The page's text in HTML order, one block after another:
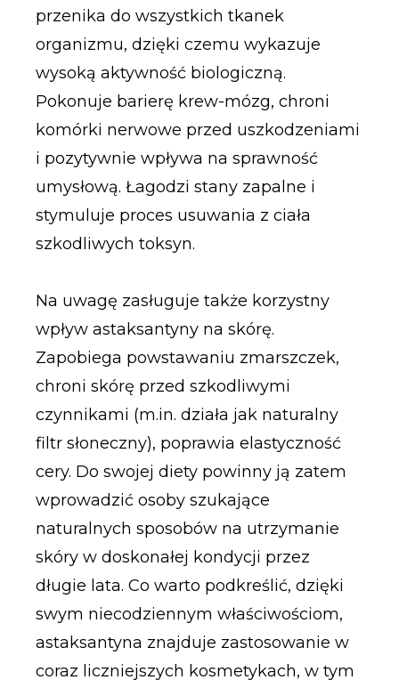
przenika do wszystkich tkanek
organizmu, dzięki czemu wykazuje
wysoką aktywność biologiczną.
Pokonuje barierę krew-mózg, chroni
komórki nerwowe przed uszkodzeniami
i pozytywnie wpływa na sprawność
umysłową. Łagodzi stany zapalne i
stymuluje proces usuwania z ciała
szkodliwych toksyn.
Na uwagę zasługuje także korzystny
wpływ astaksantyny na skórę.
Zapobiega powstawaniu zmarszczek,
chroni skórę przed szkodliwymi
czynnikami (m.in. działa jak naturalny
filtr słoneczny), poprawia elastyczność
cery. Do swojej diety powinny ją zatem
wprowadzić osoby szukające
naturalnych sposobów na utrzymanie
skóry w doskonałej kondycji przez
długie lata. Co warto podkreślić, dzięki
swym niecodziennym właściwościom,
astaksantyna znajduje zastosowanie w
coraz liczniejszych kosmetykach, w tym